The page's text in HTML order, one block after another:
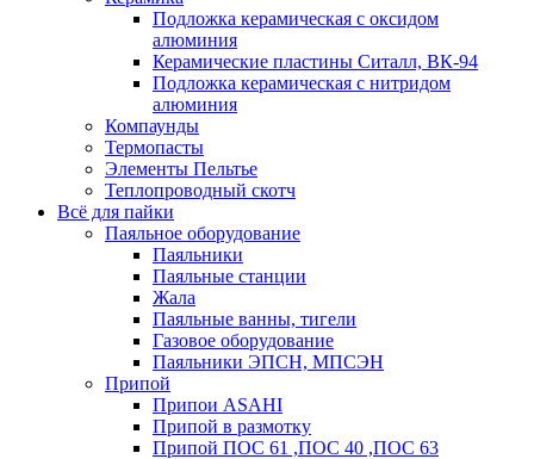
Подложка керамическая с оксидом
алюминия
Керамические пластины Ситалл, ВК-94
Подложка керамическая с нитридом
алюминия
Компаунды
Термопасты
Элементы Пельтье
Теплопроводный скотч
Всё для пайки
Паяльное оборудование
Паяльники
Паяльные станции
Жала
Паяльные ванны, тигели
Газовое оборудование
Паяльники ЭПСН, МПСЭН
Припой
Припои ASAHI
Припой в размотку
Припой ПОС 61 ,ПОС 40 ,ПОС 63